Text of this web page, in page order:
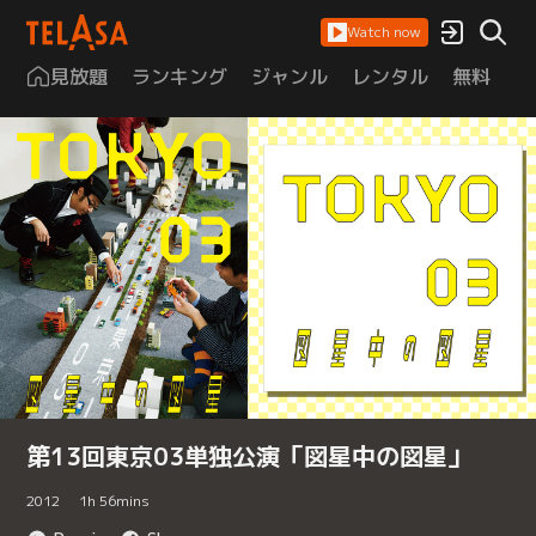
Watch now
見放題 ランキング ジャンル レンタル 無料
第13回東京03単独公演「図星中の図星」
2012 1h 56mins